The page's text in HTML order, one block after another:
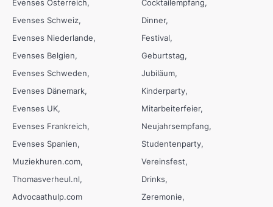
Evenses Österreich
Evenses Schweiz
Evenses Niederlande
Evenses Belgien
Evenses Schweden
Evenses Dänemark
Evenses UK
Evenses Frankreich
Evenses Spanien
Muziekhuren.com
Thomasverheul.nl
Advocaathulp.com
Cocktailempfang
Dinner
Festival
Geburtstag
Jubiläum
Kinderparty
Mitarbeiterfeier
Neujahrsempfang
Studentenparty
Vereinsfest
Drinks
Zeremonie